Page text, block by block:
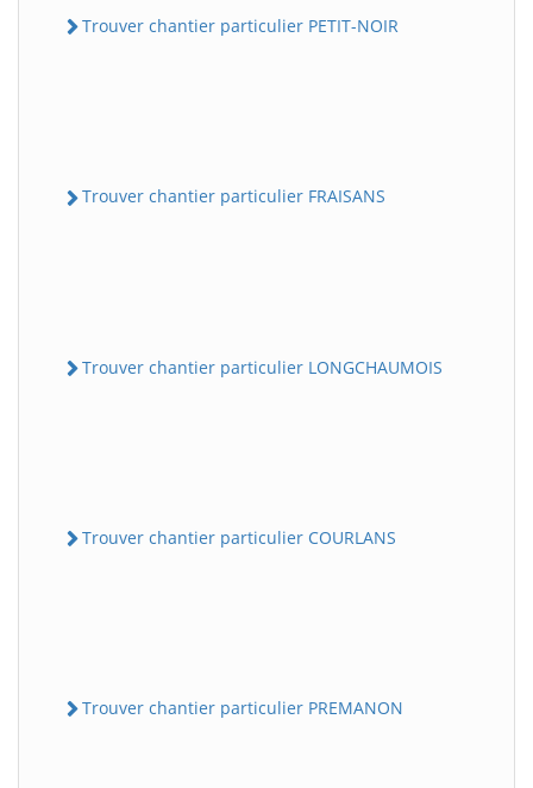
Trouver chantier particulier PETIT-NOIR
Trouver chantier particulier FRAISANS
Trouver chantier particulier LONGCHAUMOIS
Trouver chantier particulier COURLANS
Trouver chantier particulier PREMANON